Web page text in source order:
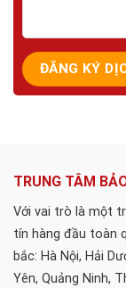
TRUNG TÂM
Với vai trò là một
tín hàng đầu toàn
bắc: Hà Nội, Hải
Yên, Quảng Ninh,